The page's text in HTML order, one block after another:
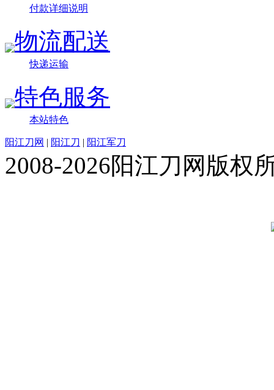
付款详细说明
物流配送
快递运输
特色服务
本站特色
阳江刀网 | 阳江刀 | 阳江军刀
2008-2026阳江刀网版权